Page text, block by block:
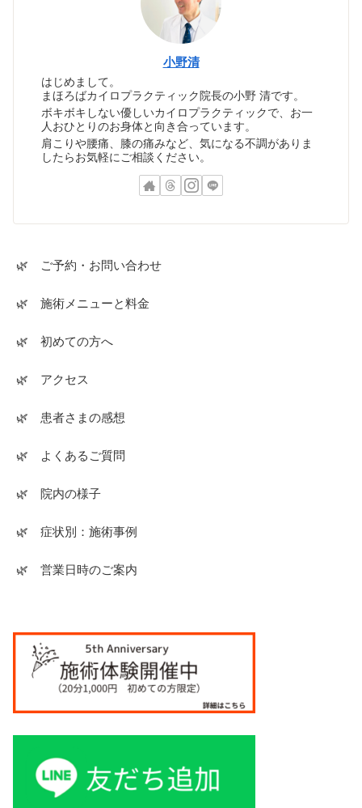
小野清
はじめまして。
まほろばカイロプラクティック院長の小野 清です。
ボキボキしない優しいカイロプラクティックで、お一
人おひとりのお身体と向き合っています。
肩こりや腰痛、膝の痛みなど、気になる不調がありま
したらお気軽にご相談ください。
🌿 ご予約・お問い合わせ
🌿 施術メニューと料金
🌿 初めての方へ
🌿 アクセス
🌿 患者さまの感想
🌿 よくあるご質問
🌿 院内の様子
🌿 症状別：施術事例
🌿 営業日時のご案内